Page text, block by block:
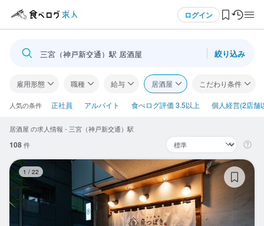
ログイン
ログイン・無料会員登録
食べログ求人TOP
求人検索
閲覧履歴
気になる求人
三宮（神戸新交通）駅 居酒屋 絞り込み
雇用形態 職種 給与 居酒屋 こだわり条件
人気の条件 正社員 アルバイト 食べログ評価 3.5以上 個人経営(2店舗
居酒屋 の求人情報 - 三宮（神戸新交通）駅
108件
1 / 22